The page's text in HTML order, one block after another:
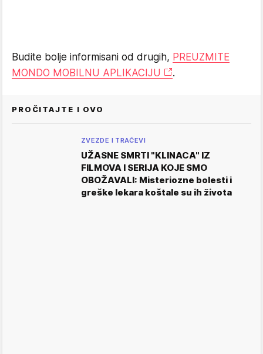
Budite bolje informisani od drugih, PREUZMITE
MONDO MOBILNU APLIKACIJU
.
PROČITAJTE I OVO
ZVEZDE I TRAČEVI
UŽASNE SMRTI "KLINACA" IZ
FILMOVA I SERIJA KOJE SMO
OBOŽAVALI: Misteriozne bolesti i
greške lekara koštale su ih života